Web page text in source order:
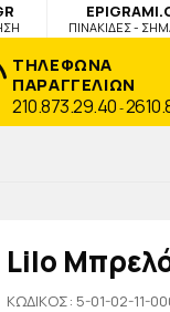
ΠΙΝΑΚΙΔΕΣ -
ΤΗΛΕΦΩΝΑ
ΠΑΡΑΓΓΕΛΙΩΝ
210.873.29.40 -
Lilo
KΩΔΙΚΟΣ: 5-01-02-11-